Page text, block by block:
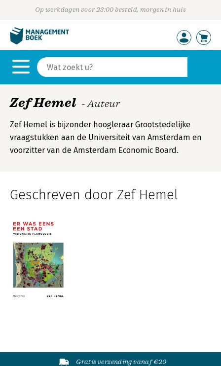
Op werkdagen voor 23:00 besteld, morgen in huis
Zef Hemel - Auteur
Zef Hemel is bijzonder hoogleraar Grootstedelijke
vraagstukken aan de Universiteit van Amsterdam en
voorzitter van de Amsterdam Economic Board.
Geschreven door Zef Hemel
Gratis verzending vanaf €20